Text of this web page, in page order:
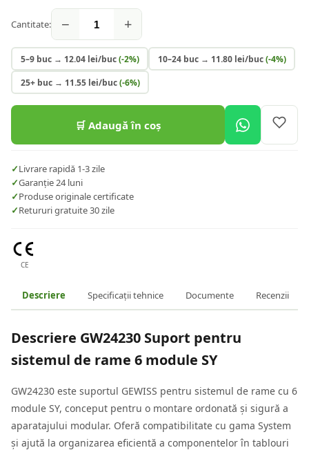
Cantitate: − +
5–9 buc→ 12.04lei/buc(-2%) 10–24 buc→ 11.80lei/buc(-4%)
25+ buc→ 11.55lei/buc(-6%)
🛒 Adaugă în coș
✓Livrare rapidă 1-3 zile
✓Garanție 24 luni
✓Produse originale certificate
✓Retururi gratuite 30 zile
CE
Descriere Specificații tehnice Documente Recenzii
Descriere GW24230 Suport pentru
sistemul de rame 6 module SY
GW24230 este suportul GEWISS pentru sistemul de rame cu 6
module SY, conceput pentru o montare ordonată și sigură a
aparatajului modular. Oferă compatibilitate cu gama System
și ajută la organizarea eficientă a componentelor în tablouri